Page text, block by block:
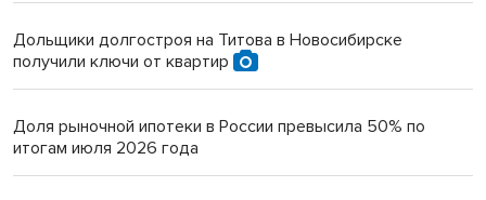
Дольщики долгостроя на Титова в Новосибирске
получили ключи от квартир
Доля рыночной ипотеки в России превысила 50% по
итогам июля 2026 года